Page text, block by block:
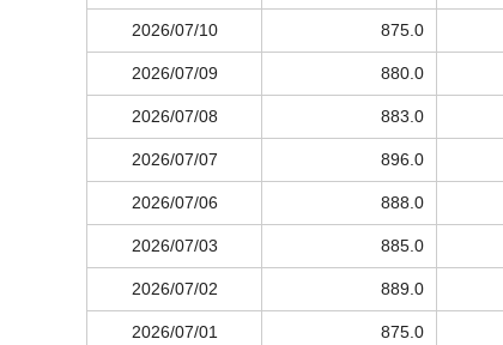
2026/07/10 875.0
2026/07/09 880.0
2026/07/08 883.0
2026/07/07 896.0
2026/07/06 888.0
2026/07/03 885.0
2026/07/02 889.0
2026/07/01 875.0